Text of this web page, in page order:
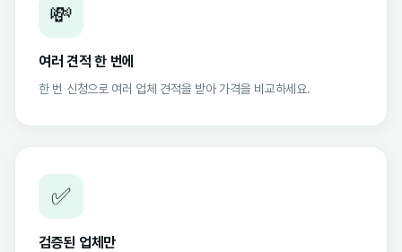
💸
여러 견적 한 번에
한 번 신청으로 여러 업체 견적을 받아 가격을 비교하세요.
✅
검증된 업체만